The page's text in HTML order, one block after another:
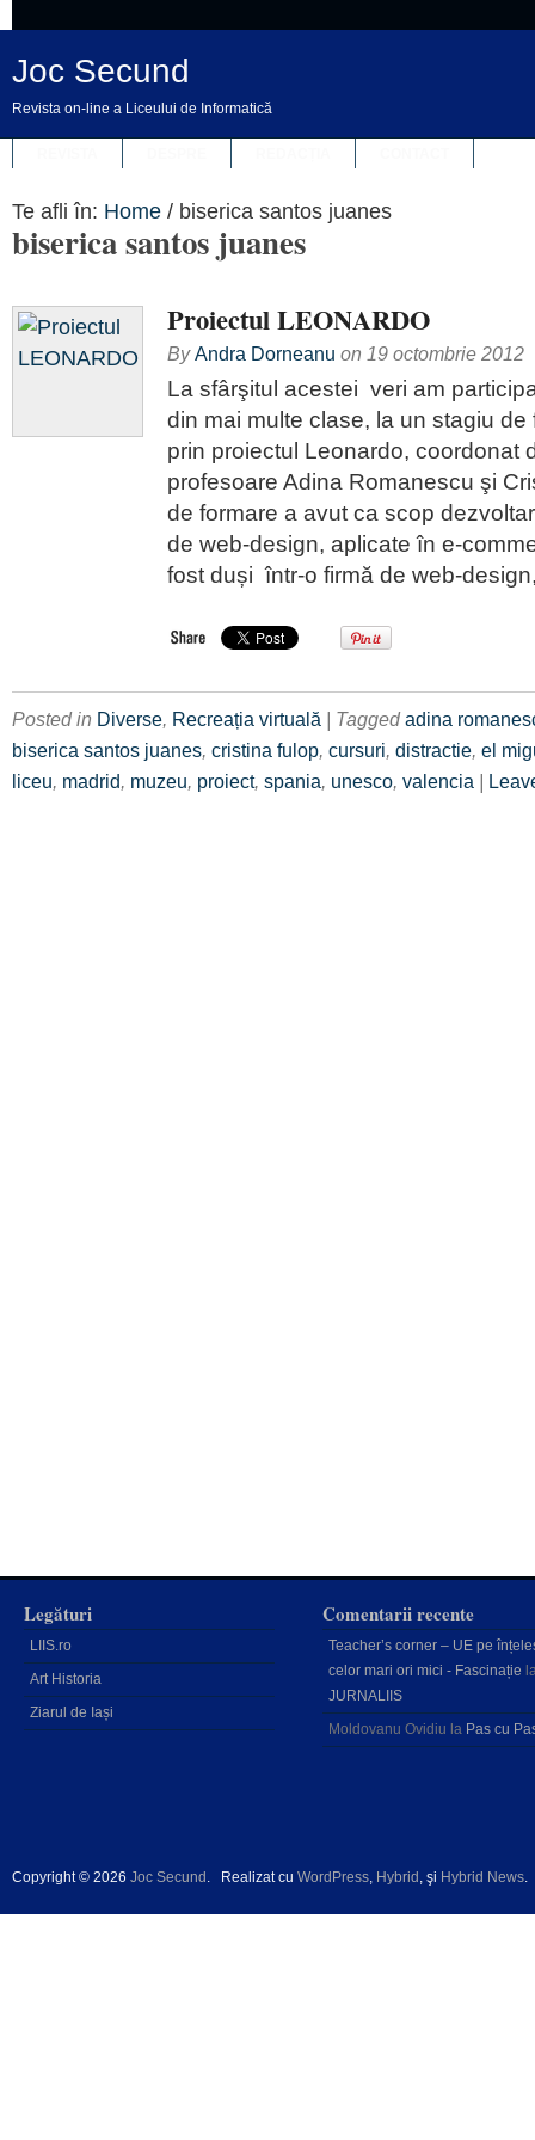
Joc Secund
Revista on-line a Liceului de Informatică
Te afli în: Home / biserica santos juanes
biserica santos juanes
Proiectul LEONARDO
ByAndra Dorneanu on 19 octombrie 2012
La sfârşitul acestei veri am
din mai multe clase, la un stagiu
prin proiectul Leonardo, coordonat
profesoare Adina Romanescu şi
de formare a avut ca scop
de web-design, aplicate în e-
fost duși într-o firmă de web-
Posted in Diverse, Recreația virtuală | Taggedadina
biserica santos juanes, cristina fulop, cursuri, distractie, el
liceu, madrid, muzeu, proiect, spania, unesco, valencia |
Legături
LIIS.ro
Art Historia
Ziarul de Iași
Comentarii recente
Teacher’s corner – UE pe
celor mari ori mici - Fascinație
JURNALIIS
Moldovanu Ovidiu la Pas cu
Copyright © 2026 Joc Secund . Realizat cu WordPress, Hybrid , şi Hybrid News.